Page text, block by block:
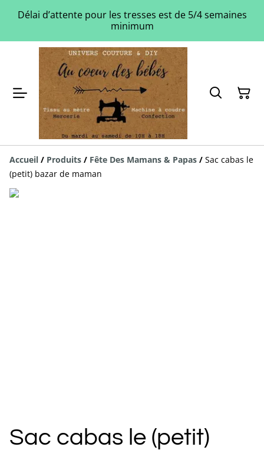
Délai d’attente pour les tresses est de 5/4 semaines
minimum
Accueil / Produits / Fête Des Mamans & Papas / Sac cabas le
(petit) bazar de maman
Sac cabas le (petit)